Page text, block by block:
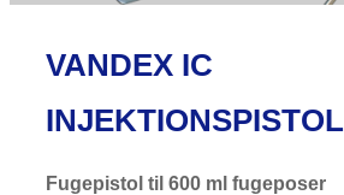
VANDEX IC
INJEKTIONSPISTOL
Fugepistol til 600 ml fugeposer